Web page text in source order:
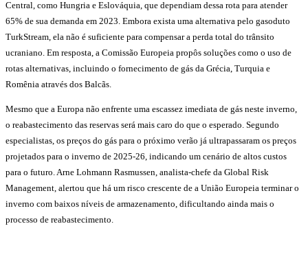
Central, como Hungria e Eslováquia, que dependiam dessa rota para atender
65% de sua demanda em 2023. Embora exista uma alternativa pelo gasoduto
TurkStream, ela não é suficiente para compensar a perda total do trânsito
ucraniano. Em resposta, a Comissão Europeia propôs soluções como o uso de
rotas alternativas, incluindo o fornecimento de gás da Grécia, Turquia e
Romênia através dos Balcãs.
Mesmo que a Europa não enfrente uma escassez imediata de gás neste inverno,
o reabastecimento das reservas será mais caro do que o esperado. Segundo
especialistas, os preços do gás para o próximo verão já ultrapassaram os preços
projetados para o inverno de 2025-26, indicando um cenário de altos custos
para o futuro. Arne Lohmann Rasmussen, analista-chefe da Global Risk
Management, alertou que há um risco crescente de a União Europeia terminar o
inverno com baixos níveis de armazenamento, dificultando ainda mais o
processo de reabastecimento.